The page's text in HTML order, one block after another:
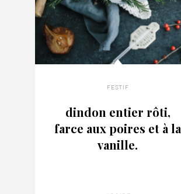
festif
dindon entier rôti,
farce aux poires et à la
vanille.